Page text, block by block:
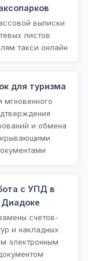
выписки
листов
такси онлайн
для туризма
мгновенного
и обмена
с УПД в
Диадоке
счетов-
и накладных
электронным